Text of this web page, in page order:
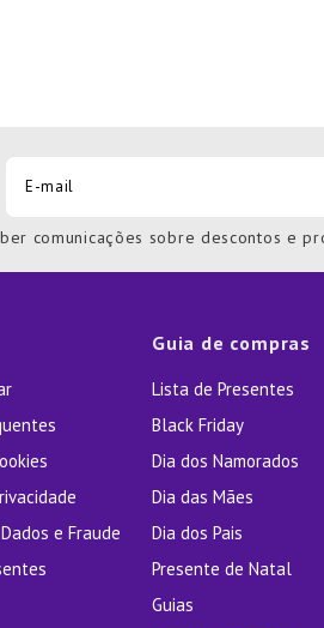
comunicações sobre descontos e
e Fraude
Guia de compras
Lista de Presentes
Black Friday
Dia dos Namorados
Dia das Mães
Dia dos Pais
Presente de Natal
Guias